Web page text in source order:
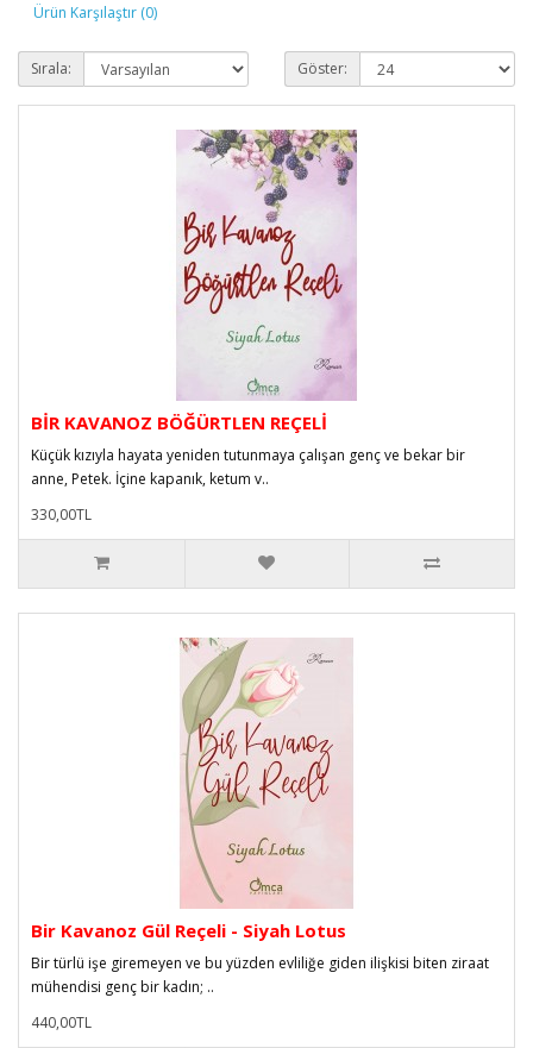
Ürün Karşılaştır (0)
Sırala: Göster:
BİR KAVANOZ BÖĞÜRTLEN REÇELİ
Küçük kızıyla hayata yeniden tutunmaya çalışan genç ve bekar bir
anne, Petek. İçine kapanık, ketum v..
330,00TL
Bir Kavanoz Gül Reçeli - Siyah Lotus
Bir türlü işe giremeyen ve bu yüzden evliliğe giden ilişkisi biten ziraat
mühendisi genç bir kadın; ..
440,00TL